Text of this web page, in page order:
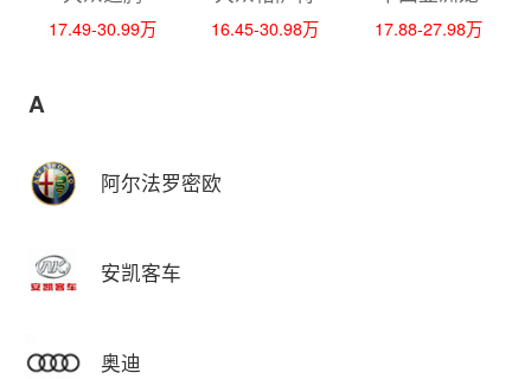
17.49-30.99万 16.45-30.98万 17.88-27.98万
A
阿尔法罗密欧
安凯客车
奥迪